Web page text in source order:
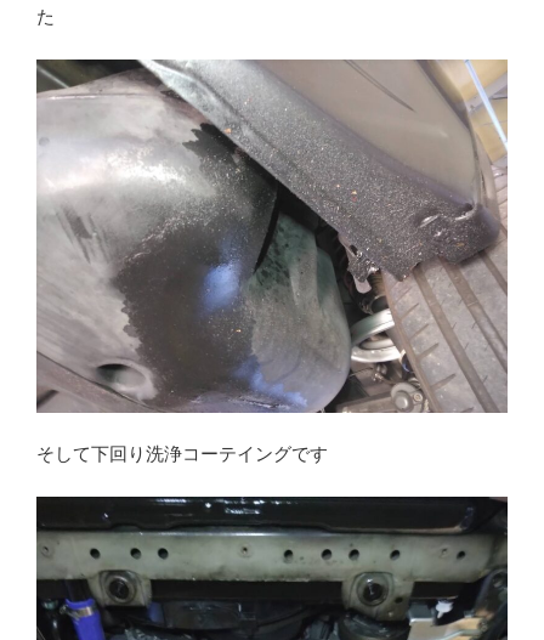
た
そして下回り洗浄コーテイングです